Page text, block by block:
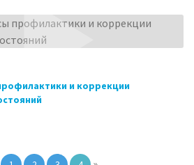
и коррекции